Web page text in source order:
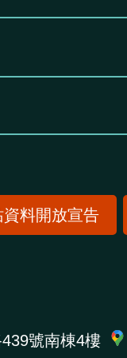
料開放宣告
號南棟4樓